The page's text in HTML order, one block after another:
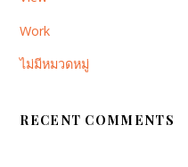
Work
ไม่มีหมวดหมู่
RECENT COMMENTS